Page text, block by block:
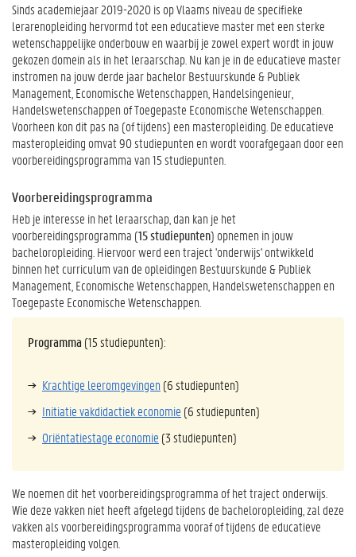
Sinds academiejaar 2019-2020 is op Vlaams niveau de specifieke
lerarenopleiding hervormd tot een educatieve master met een sterke
wetenschappelijke onderbouw en waarbij je zowel expert wordt in jouw
gekozen domein als in het leraarschap. Nu kan je in de educatieve master
instromen na jouw derde jaar bachelor Bestuurskunde & Publiek
Management, Economische Wetenschappen, Handelsingenieur,
Handelswetenschappen of Toegepaste Economische Wetenschappen.
Voorheen kon dit pas na (of tijdens) een masteropleiding. De educatieve
masteropleiding omvat 90 studiepunten en wordt voorafgegaan door een
voorbereidingsprogramma van 15 studiepunten.
Voorbereidingsprogramma
Heb je interesse in het leraarschap, dan kan je het
voorbereidingsprogramma (15 studiepunten) opnemen in jouw
bacheloropleiding. Hiervoor werd een traject 'onderwijs' ontwikkeld
binnen het curriculum van de opleidingen Bestuurskunde & Publiek
Management, Economische Wetenschappen, Handelswetenschappen en
Toegepaste Economische Wetenschappen.
Programma (15 studiepunten):
Krachtige leeromgevingen (6 studiepunten)
Initiatie vakdidactiek economie (6 studiepunten)
Oriëntatiestage economie (3 studiepunten)
We noemen dit het voorbereidingsprogramma of het traject onderwijs.
Wie deze vakken niet heeft afgelegd tijdens de bacheloropleiding, zal deze
vakken als voorbereidingsprogramma vooraf of tijdens de educatieve
masteropleiding volgen.